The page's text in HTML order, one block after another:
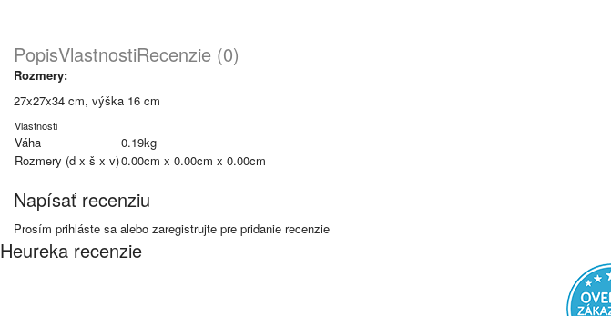
PopisVlastnostiRecenzie (0)
Rozmery:
27x27x34 cm, výška 16 cm
Vlastnosti
Váha
0.19kg
Rozmery (d x š x v)0.00cm x 0.00cm x 0.00cm
Napísať recenziu
Prosím prihláste sa alebo zaregistrujte pre pridanie recenzie
Heureka recenzie